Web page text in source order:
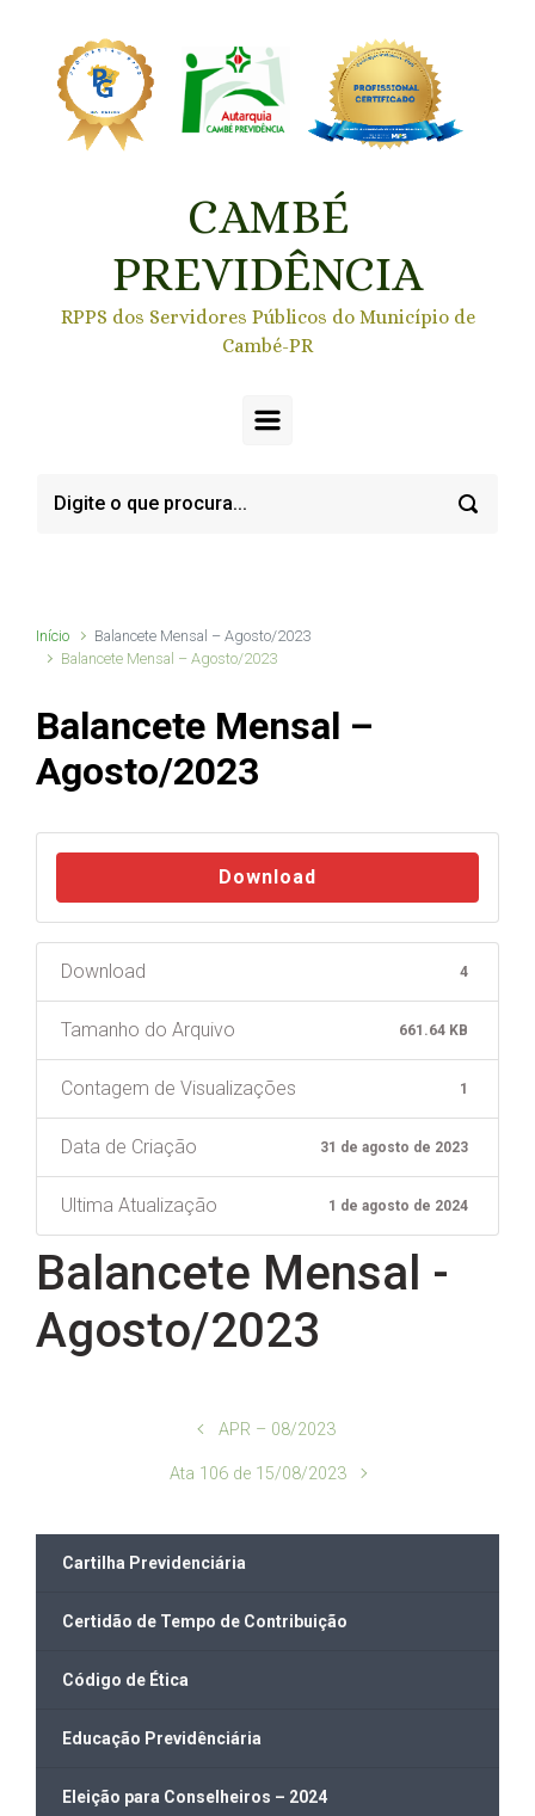
CAMBÉ
PREVIDÊNCIA
RPPS dos Servidores Públicos do Município de
Cambé-PR
Início
Balancete Mensal – Agosto/2023
Balancete Mensal – Agosto/2023
Balancete Mensal –
Agosto/2023
Download
Download 4
Tamanho do Arquivo 661.64 KB
Contagem de Visualizações 1
Data de Criação 31 de agosto de 2023
Ultima Atualização 1 de agosto de 2024
Balancete Mensal -
Agosto/2023
APR – 08/2023
Ata 106 de 15/08/2023
Cartilha Previdenciária
Certidão de Tempo de Contribuição
Código de Ética
Educação Previdênciária
Eleição para Conselheiros – 2024